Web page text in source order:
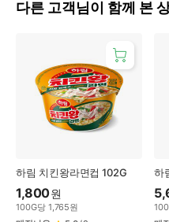
다른 고객님이 함께 본
하림 치킨왕라면컵 102G
1,800원
100G당 1,765원
하
100